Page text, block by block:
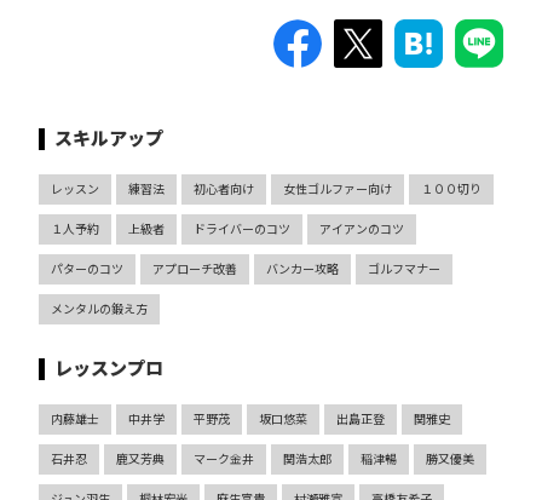
スキルアップ
レッスン 練習法 初心者向け 女性ゴルファー向け １００切り
１人予約 上級者 ドライバーのコツ アイアンのコツ
パターのコツ アプローチ改善 バンカー攻略 ゴルフマナー
メンタルの鍛え方
レッスンプロ
内藤雄士 中井学 平野茂 坂口悠菜 出島正登 関雅史
石井忍 鹿又芳典 マーク金井 関浩太郎 稲津暢 勝又優美